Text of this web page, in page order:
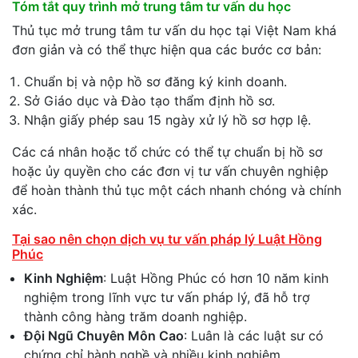
Tóm tắt quy trình mở trung tâm tư vấn du học
Thủ tục mở trung tâm tư vấn du học tại Việt Nam khá
đơn giản và có thể thực hiện qua các bước cơ bản:
Chuẩn bị và nộp hồ sơ đăng ký kinh doanh.
Sở Giáo dục và Đào tạo thẩm định hồ sơ.
Nhận giấy phép sau 15 ngày xử lý hồ sơ hợp lệ.
Các cá nhân hoặc tổ chức có thể tự chuẩn bị hồ sơ
hoặc ủy quyền cho các đơn vị tư vấn chuyên nghiệp
để hoàn thành thủ tục một cách nhanh chóng và chính
xác.
Tại sao nên chọn dịch vụ tư vấn pháp lý Luật Hồng
Phúc
Kinh Nghiệm: Luật Hồng Phúc có hơn 10 năm kinh
nghiệm trong lĩnh vực tư vấn pháp lý, đã hỗ trợ
thành công hàng trăm doanh nghiệp.
Đội Ngũ Chuyên Môn Cao: Luân là các luật sư có
chứng chỉ hành nghề và nhiều kinh nghiệm.